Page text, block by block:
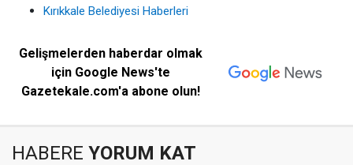
Kırıkkale Belediyesi Haberleri
Gelişmelerden haberdar olmak
için Google News'te
Gazetekale.com'a abone olun!
HABERE YORUM KAT